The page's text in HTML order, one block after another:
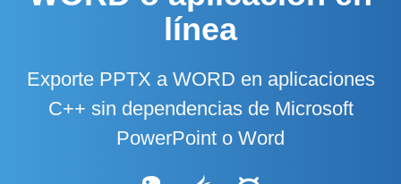
línea
Exporte PPTX a WORD en aplicaciones
C++ sin dependencias de Microsoft
PowerPoint o Word